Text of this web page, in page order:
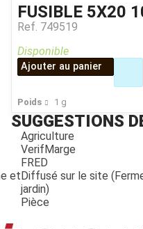
FUSIBLE 5X20
Ref. 749519
Poids 1 g
Disponible
Ajouter au panier
SUGGESTIONS
et
Agriculture
VerifMarge
FRED
Diffusé sur le site
jardin)
Pièce